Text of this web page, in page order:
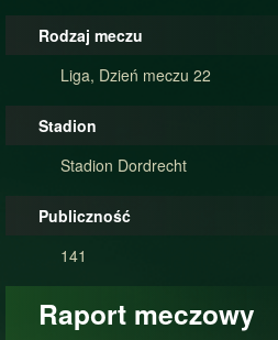
Rodzaj meczu
Liga, Dzień meczu 22
Stadion
Stadion Dordrecht
Publiczność
141
Raport meczowy